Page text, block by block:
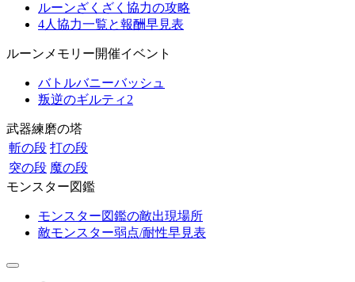
ルーンざくざく協力の攻略
4人協力一覧と報酬早見表
ルーンメモリー開催イベント
バトルバニーバッシュ
叛逆のギルティ2
武器練磨の塔
斬の段 打の段
突の段 魔の段
モンスター図鑑
モンスター図鑑の敵出現場所
敵モンスター弱点/耐性早見表